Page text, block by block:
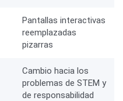
Pantallas interactivas
reemplazadas
pizarras
Cambio hacia los
problemas de STEM y
de responsabilidad